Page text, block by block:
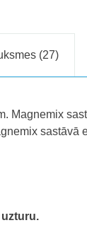
(27)
Magnemix
sastāvā